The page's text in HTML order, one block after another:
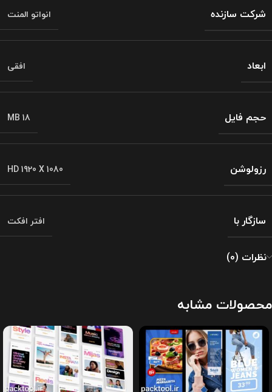
شرکت سازنده
انواتو المنت
ابعاد افقی
حجم فایل 18 MB
رزولوشن HD 1920 X 1080
سازگار با افتر افکت
نظرات (0)
محصولات مشابه